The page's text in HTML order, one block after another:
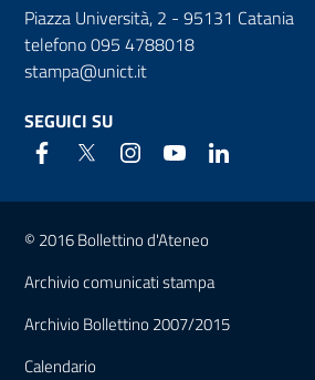
Piazza Università, 2 - 95131 Catania
telefono 095 4788018
stampa@unict.it
SEGUICI SU
Link e informazioni utili
© 2016 Bollettino d'Ateneo
Archivio comunicati stampa
Archivio Bollettino 2007/2015
Calendario